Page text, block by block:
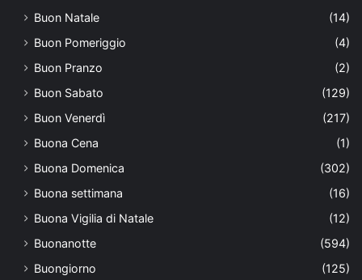
Buon Natale
(14)
Buon Pomeriggio
(4)
Buon Pranzo
(2)
Buon Sabato
(129)
Buon Venerdì
(217)
Buona Cena
(1)
Buona Domenica
(302)
Buona settimana
(16)
Buona Vigilia di Natale
(12)
Buonanotte
(594)
Buongiorno
(125)